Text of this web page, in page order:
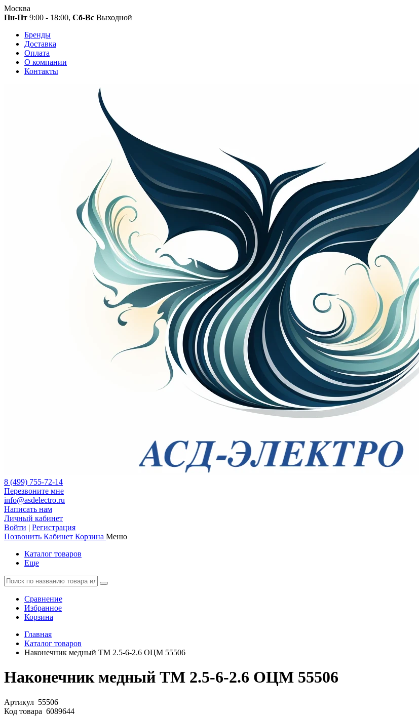
Москва
Пн-Пт 9:00 - 18:00, Сб-Вс Выходной
Бренды
Доставка
Оплата
О компании
Контакты
8 (499) 755-72-14
Перезвоните мне
info@asdelectro.ru
Написать нам
Личный кабинет
Войти | Регистрация
Позвонить Кабинет Корзина Меню
Каталог товаров
Еще
Сравнение
Избранное
Корзина
Главная
Каталог товаров
Наконечник медный ТМ 2.5-6-2.6 ОЦМ 55506
Наконечник медный ТМ 2.5-6-2.6 ОЦМ 55506
Артикул 55506
Код товара 6089644